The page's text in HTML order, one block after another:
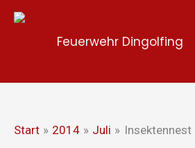
Zum
Feuerwehr Dingolfing
Start 2014 Juli